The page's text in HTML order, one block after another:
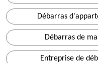
Débarras
Débarras de
Entreprise de